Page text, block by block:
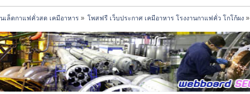
เล็ดกาแฟคั่วสด เคมีอาหาร» โพสฟรี เว็บประกาศ เคมีอาหาร โรงงานกาแฟคั่ว โกโก้ผง»